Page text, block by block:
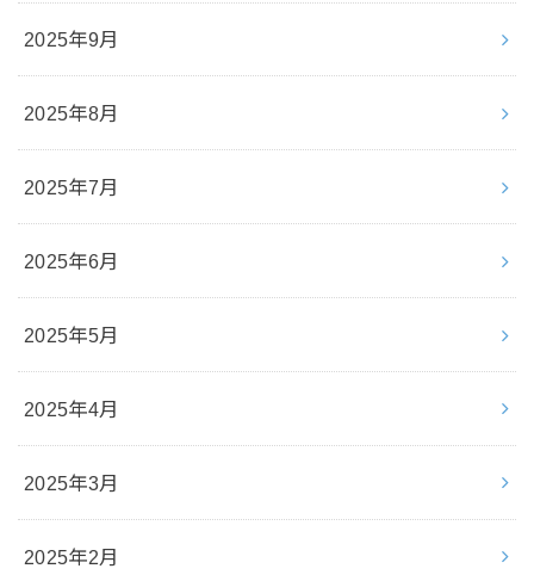
2025年9月
2025年8月
2025年7月
2025年6月
2025年5月
2025年4月
2025年3月
2025年2月